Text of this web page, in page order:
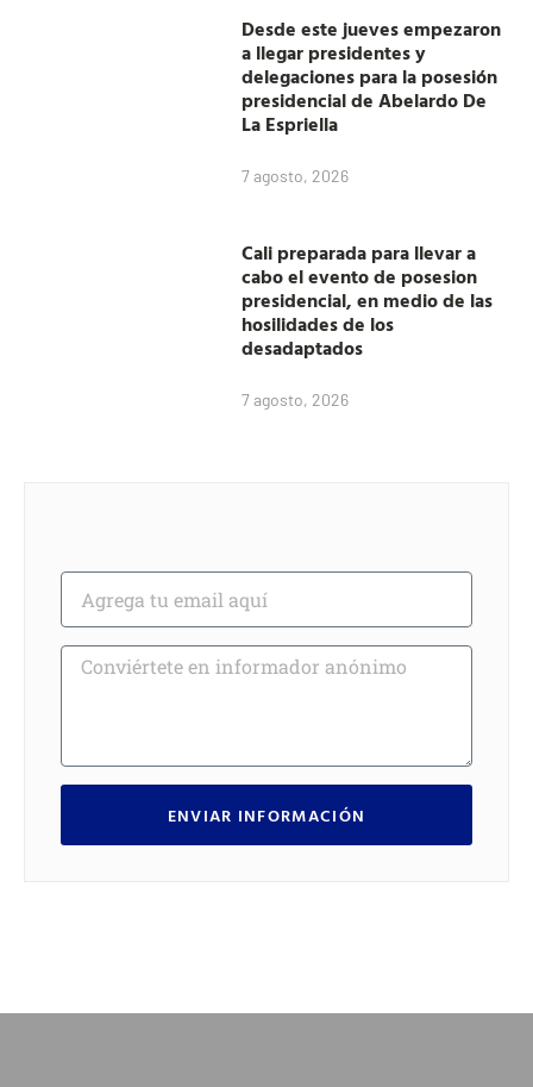
Desde este jueves empezaron
a llegar presidentes y
delegaciones para la posesión
presidencial de Abelardo De
La Espriella
7 agosto, 2026
Cali preparada para llevar a
cabo el evento de posesion
presidencial, en medio de las
hosilidades de los
desadaptados
7 agosto, 2026
ENVIAR INFORMACIÓN